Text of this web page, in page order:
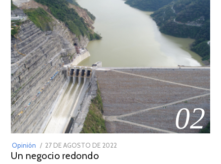
02
Opinión
POSTED
ON
27 DE AGOSTO DE 2022
Un negocio redondo